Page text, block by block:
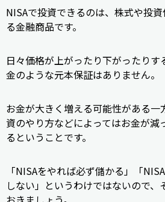
NISAで投資できるのは、株式や投
る金融商品です。
日々価格が上がったり下がったりす
金のような元本保証はありません。
お金が大きく増える可能性がある一
資のやり方などによってはお金が減
るということです。
「NISAをやれば必ず儲かる」「
しない」というわけではないので、